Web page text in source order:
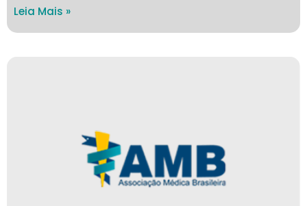
Leia Mais »